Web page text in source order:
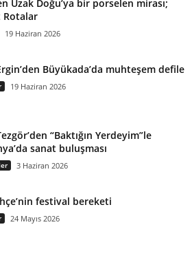
Uzak Doğu’ya bir porselen mirası;
Rotalar
19 Haziran 2026
Büyükada’da muhteşem defile
19 Haziran 2026
“Baktığın Yerdeyim”le
sanat buluşması
3 Haziran 2026
festival bereketi
24 Mayıs 2026